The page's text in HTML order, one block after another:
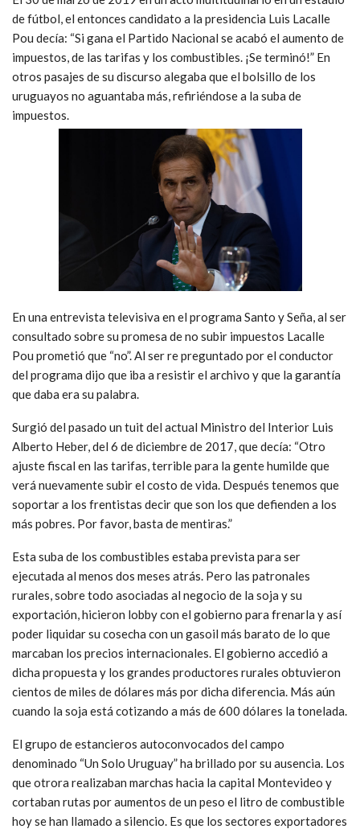
de fútbol, el entonces candidato a la presidencia Luis Lacalle
Pou decía: “Si gana el Partido Nacional se acabó el aumento de
impuestos, de las tarifas y los combustibles. ¡Se terminó!” En
otros pasajes de su discurso alegaba que el bolsillo de los
uruguayos no aguantaba más, refiriéndose a la suba de
impuestos.
En una entrevista televisiva en el programa Santo y Seña, al ser
consultado sobre su promesa de no subir impuestos Lacalle
Pou prometió que “no”. Al ser re preguntado por el conductor
del programa dijo que iba a resistir el archivo y que la garantía
que daba era su palabra.
Surgió del pasado un tuit del actual Ministro del Interior Luis
Alberto Heber, del 6 de diciembre de 2017, que decía: “Otro
ajuste fiscal en las tarifas, terrible para la gente humilde que
verá nuevamente subir el costo de vida. Después tenemos que
soportar a los frentistas decir que son los que defienden a los
más pobres. Por favor, basta de mentiras.”
Esta suba de los combustibles estaba prevista para ser
ejecutada al menos dos meses atrás. Pero las patronales
rurales, sobre todo asociadas al negocio de la soja y su
exportación, hicieron lobby con el gobierno para frenarla y así
poder liquidar su cosecha con un gasoil más barato de lo que
marcaban los precios internacionales. El gobierno accedió a
dicha propuesta y los grandes productores rurales obtuvieron
cientos de miles de dólares más por dicha diferencia. Más aún
cuando la soja está cotizando a más de 600 dólares la tonelada.
El grupo de estancieros autoconvocados del campo
denominado “Un Solo Uruguay” ha brillado por su ausencia. Los
que otrora realizaban marchas hacia la capital Montevideo y
cortaban rutas por aumentos de un peso el litro de combustible
hoy se han llamado a silencio. Es que los sectores exportadores